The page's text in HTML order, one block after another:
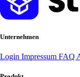
Unternehmen
Login Impressum FAQ